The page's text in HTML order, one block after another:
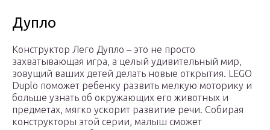
Дупло
Конструктор Лего Дупло – это не просто
захватывающая игра, а целый удивительный мир,
зовущий ваших детей делать новые открытия. LEGO
Duplo поможет ребенку развить мелкую моторику и
больше узнать об окружающих его животных и
предметах, мягко ускорит развитие речи. Собирая
конструкторы этой серии, малыш сможет